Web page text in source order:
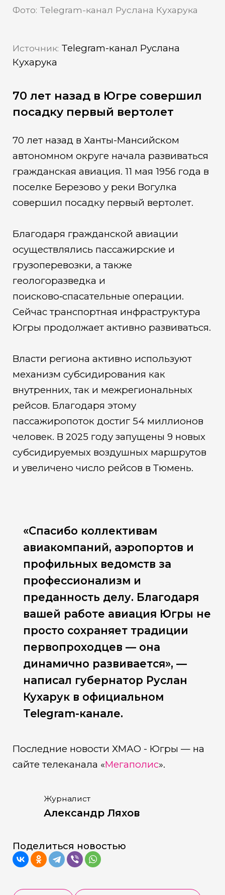
Фото: Telegram-канал Руслана Кухарука
Источник: Telegram-канал Руслана
Кухарука
70 лет назад в Югре совершил
посадку первый вертолет
70 лет назад в Ханты-Мансийском
автономном округе начала развиваться
гражданская авиация. 11 мая 1956 года в
поселке Березово у реки Вогулка
совершил посадку первый вертолет.
Благодаря гражданской авиации
осуществлялись пассажирские и
грузоперевозки, а также
геологоразведка и
поисково‑спасательные операции.
Сейчас транспортная инфраструктура
Югры продолжает активно развиваться.
Власти региона активно используют
механизм субсидирования как
внутренних, так и межрегиональных
рейсов. Благодаря этому
пассажиропоток достиг 54 миллионов
человек. В 2025 году запущены 9 новых
субсидируемых воздушных маршрутов
и увеличено число рейсов в Тюмень.
«Спасибо коллективам
авиакомпаний, аэропортов и
профильных ведомств за
профессионализм и
преданность делу. Благодаря
вашей работе авиация Югры не
просто сохраняет традиции
первопроходцев — она
динамично развивается», —
написал губернатор Руслан
Кухарук в официальном
Telegram-канале.
Последние новости ХМАО - Югры — на
сайте телеканала «Мегаполис».
Журналист
Александр Ляхов
Поделиться новостью